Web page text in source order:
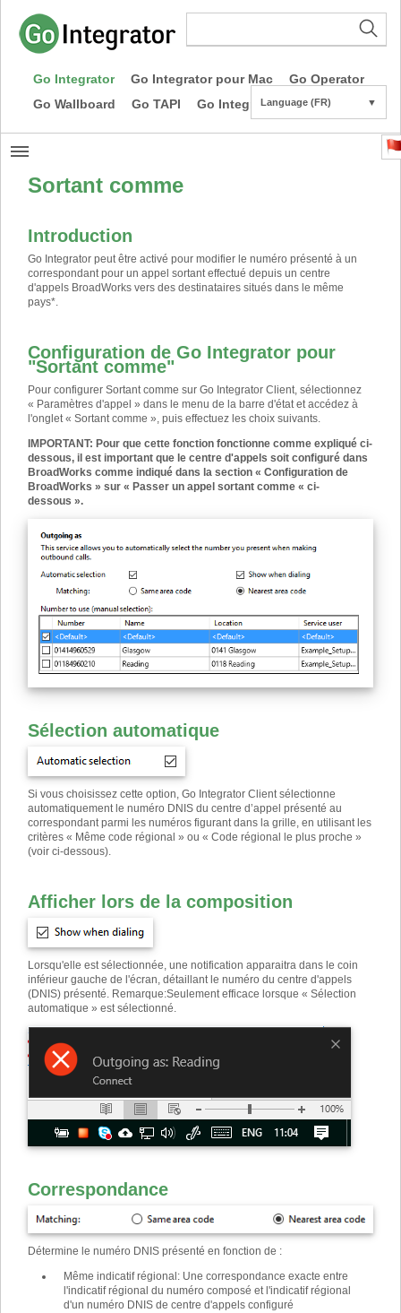
Go Integrator Go Integrator pour Mac
Go Operator
Go Wallboard
Go TAPI Go Integrator CE
Language (FR) ▼
Sortant comme
Introduction
Go Integrator peut être activé pour modifier le numéro présenté à un
correspondant pour un appel sortant effectué depuis un centre
d'appels BroadWorks vers des destinataires situés dans le même
pays*.
Configuration de Go Integrator pour
"Sortant comme"
Pour configurer Sortant comme sur Go Integrator Client, sélectionnez
« Paramètres d'appel » dans le menu de la barre d'état et accédez à
l'onglet « Sortant comme », puis effectuez les choix suivants.
IMPORTANT: Pour que cette fonction fonctionne comme expliqué ci-
dessous, il est important que le centre d'appels soit configuré dans
BroadWorks comme indiqué dans la section « Configuration de
BroadWorks » sur « Passer un appel sortant comme « ci-
dessous ».
Sélection automatique
Si vous choisissez cette option, Go Integrator Client sélectionne
automatiquement le numéro DNIS du centre d’appel présenté au
correspondant parmi les numéros figurant dans la grille, en utilisant les
critères « Même code régional » ou « Code régional le plus proche »
(voir ci-dessous).
Afficher lors de la composition
Lorsqu'elle est sélectionnée, une notification apparaitra dans le coin
inférieur gauche de l'écran, détaillant le numéro du centre d'appels
(DNIS) présenté. Remarque:Seulement efficace lorsque « Sélection
automatique » est sélectionné.
Correspondance
Détermine le numéro DNIS présenté en fonction de :
Même indicatif régional : Une correspondance exacte entre
l'indicatif régional du numéro composé et l'indicatif régional
d'un numéro DNIS de centre d'appels configuré